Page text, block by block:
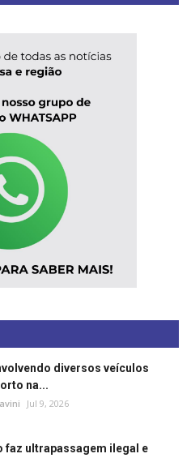
diversos veículos
na...
Jul 9, 2026
faz ultrapassagem ilegal e